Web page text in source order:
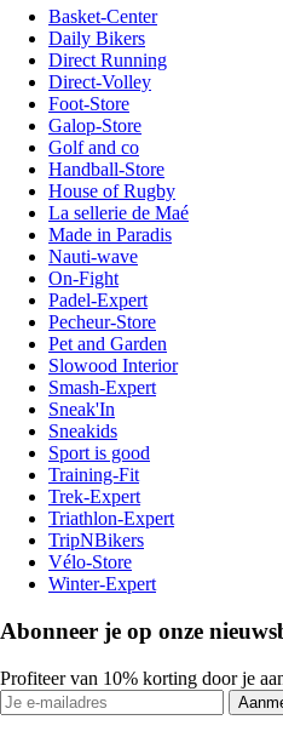
Basket-Center
Daily Bikers
Direct Running
Direct-Volley
Foot-Store
Galop-Store
Golf and co
Handball-Store
House of Rugby
La sellerie de Maé
Made in Paradis
Nauti-wave
On-Fight
Padel-Expert
Pecheur-Store
Pet and Garden
Slowood Interior
Smash-Expert
Sneak'In
Sneakids
Sport is good
Training-Fit
Trek-Expert
Triathlon-Expert
TripNBikers
Vélo-Store
Winter-Expert
Abonneer je op onze
Profiteer van 10% korting door je